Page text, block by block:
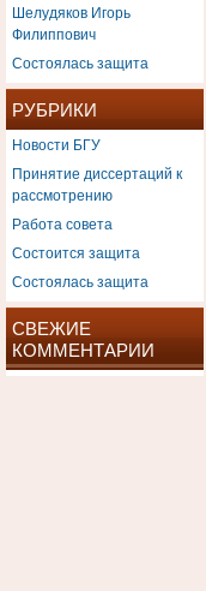
Шелудяков Игорь
Филиппович
Состоялась защита
РУБРИКИ
Новости БГУ
Принятие диссертаций к
рассмотрению
Работа совета
Состоится защита
Состоялась защита
СВЕЖИЕ
КОММЕНТАРИИ